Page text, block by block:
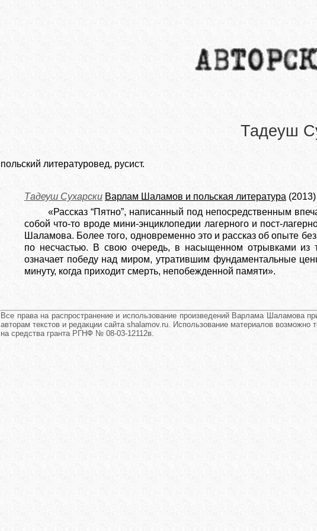
Тадеуш
польский литературовед, русист.
Тадеуш Сухарски Варлам Шаламов и польская литература (2013)
«Рассказ “Пятно”, написанный под непосредственным
собой что-то вроде мини-энциклопедии лагерного и пост-
Шаламова. Более того, одновременно это и рассказ об опыте
по несчастью. В свою очередь, в насыщенном отрывками из
означает победу над миром, утратившим фундаментальные
минуту, когда приходит смерть, непобежденной памяти».
Все права на распространение и использование произведений Варлама Шаламова
авторам текстов и редакции сайта shalamov.ru. Использование материалов возможно
на средства гранта РГНФ № 08-03-12112в.